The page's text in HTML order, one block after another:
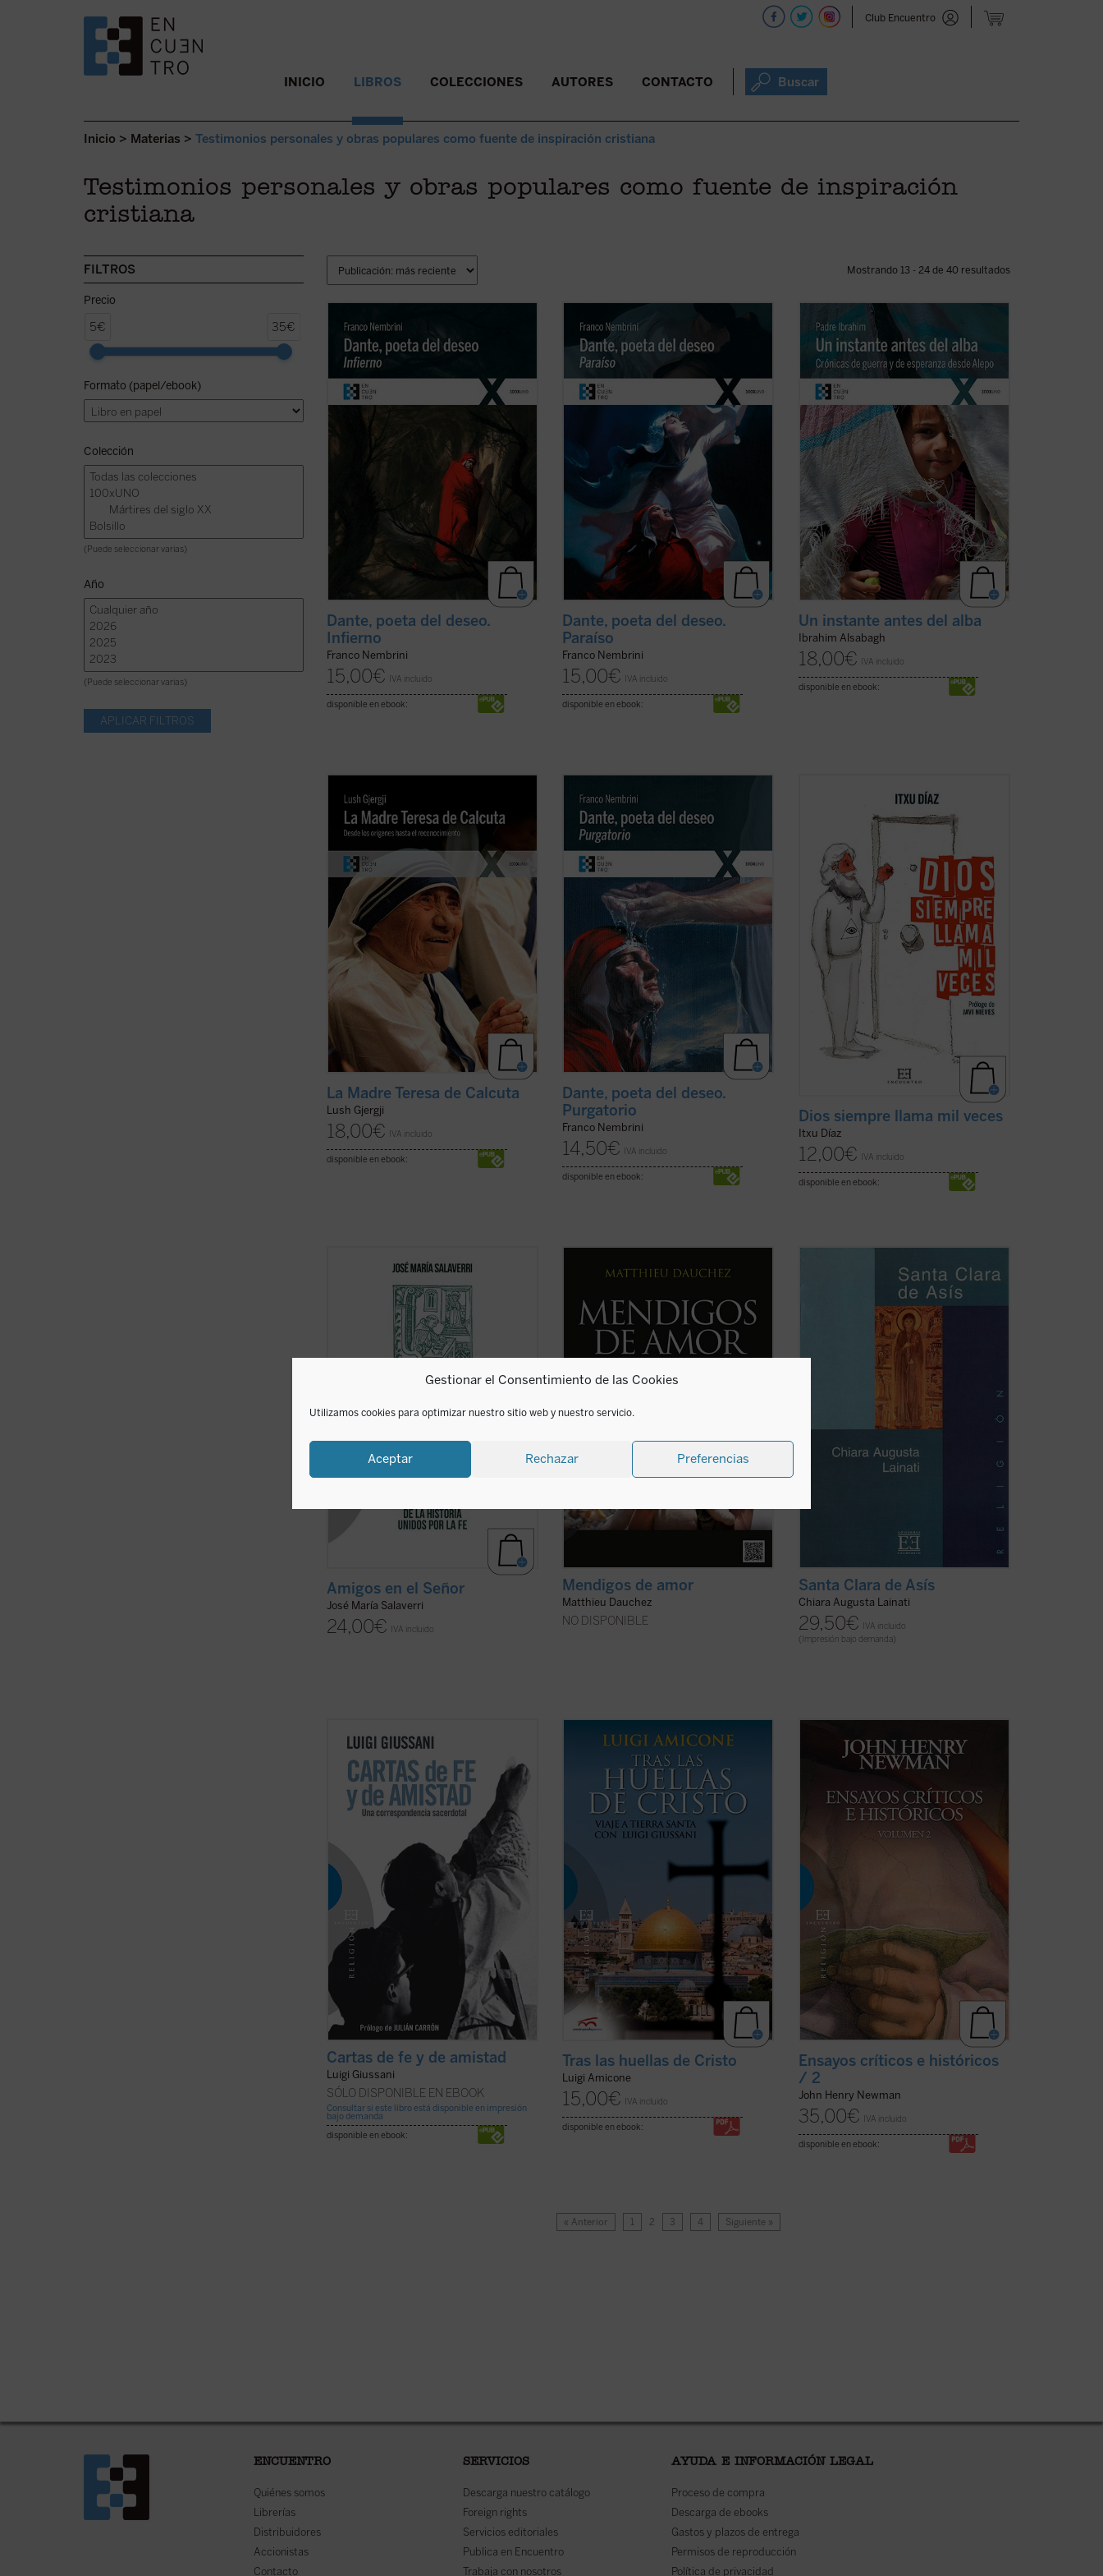
Gestionar el Consentimiento de las Cookies
Utilizamos cookies para optimizar nuestro sitio web y nuestro servicio.
Aceptar Rechazar Preferencias
Club Encuentro
SALTAR AL CONTENIDO. INICIO LIBROS COLECCIONES AUTORES CONTACTO Buscar
Inicio > Materias > Testimonios personales y obras populares como fuente de inspiración cristiana
Testimonios personales y obras populares como fuente de inspiración
cristiana
FILTROS
Precio
5€ 35€
Formato (papel/ebook)
Colección
(Puede seleccionar varias)
Año
(Puede seleccionar varias)
Mostrando 13 - 24 de 40 resultados
Esta primera entrega de la trilogía de
Franco Nembrini dobre la Divina
Comedia>/i>, centrada en los cantos de
la parte del
lector que Dante no es un autor
reservado a unos pocos elegidos, sino ...
Dante, poeta del deseo.
Infierno
Franco Nembrini
15,00€ IVA incluido
disponible en ebook:
En esta estación final del viaje de Dante
y de la lectura del mismo que nos ofrece
Franco Nembrini, se nos presenta
presenta el Paraíso como el canto de la
plenitud final, del cumplimiento del
deseo, de la vida verdadera. Una vida
(ver ficha)
Dante, poeta del deseo.
Paraíso
Franco Nembrini
15,00€ IVA incluido
disponible en ebook:
El franciscano P. Ibrahim, párroco en
Alepo, la segunda ciudad más
importante de Siria, relata de primera
mano cómo han sido los dos últimos
años de conflicto armado y qué ha hecho
posible mantener un hilo de esperanza
en medio de la ...(ver ficha)
Un instante antes del alba
Ibrahim Alsabagh
18,00€ IVA incluido
disponible en ebook:
Este libro, escrito por el sacerdote
kosovar Lush Gjergji cuando la santa
todavía estaba en vida, es una de las
Teresa de Calcuta. Partiendo de
múltiples testimonios directos y de
varias conversaciones ...(ver ficha)
La Madre Teresa de Calcuta
Lush Gjergji
18,00€ IVA incluido
disponible en ebook:
Segunda etapa del apasionante
recorrido por laDivina Comedia
cual Franco Nembrini nos descubre el
valor y el interés de esta obra maestra
para el hombre de hoy, mostrándonos
que estamos ante un texto vivo que
dialoga con el ...(ver ficha)
Dante, poeta del deseo.
Purgatorio
Franco Nembrini
14,50€ IVA incluido
disponible en ebook:
¿Qué tienen en común John Wayne, Juan
Pablo II, la película
The Blues Brothers
Amy MacDonald, los cristianos
martirizados en la guerra siria y el
guionista de
Instinto Básico?
El humorista y periodista Itxu Díaz
realiza ...(ver ficha)
Dios siempre llama mil veces
Itxu Díaz
12,00€ IVA incluido
disponible en ebook:
La experiencia de amistad,
profundamente arraigada en el ser
humano, quedó circunscrita en la
antigüedad a la relación entre varones;
apenas se mencionan --y siempre con
sospecha--amistades entre mujeres. Las
relaciones de amistad intersexual ...(ver
Amigos en el Señor
José María Salaverri
24,00€ IVA incluido
Primero de los escritos del P. Matthieu
poética, reflexiona sobre las lecciones
que, con su ejemplo, ofrecen los niños
más desfavorecidos de Manila.... (ver
Mendigos de amor
Matthieu Dauchez
NO DISPONIBLE
Cualquier efemérides centenaria nos da
siempre la ocasión para una reflexión y
para ese impulso de volver a estrenar lo
que a diario se nos concede como una
herencia recibida, y al mismo tiempo
como una tarea que nos empuja a la
prolongación ...(ver ficha)
Santa Clara de Asís
Chiara Augusta Lainati
29,50€
IVA incluido
(Impresión bajo demanda)
Este libro recoge las cartas que Luigi
entre 1944 y 1964. En ellas se percibe el
amor del joven sacerdote milanés por
Cristo y su pasión por comunicarlo a los
hombres. Amor por Cristo y pasión por el
Cartas de fe y de amistad
Luigi Giussani
SÓLO DISPONIBLE EN EBOOK
Consultar si este libro está disponible en impresión
bajo demanda
disponible en ebook:
«Lo que cuenta es realmente que la vida
comenzada en María y José, en Juan y
Andrés, vuelva a encenderse en el
corazón de la gente, que a las personas
se les ayude a tener un encuentro que
cambie su vida como sucedió en los
orígenes del ...(ver ficha)
Tras las huellas de Cristo
Luigi Amicone
15,00€ IVA incluido
disponible en ebook:
Ensayos críticos e históricosrecogen
una serie de escritos sobre temas
diversos, principalmente de su época
anglicana y publicados originalmente de
forma dispersa, que Newman decidió
reunir después de su conversión al
(ver ficha)
Ensayos críticos e históricos
/ 2
John Henry Newman
35,00€ IVA incluido
disponible en ebook:
« Anterior 1 2 3 4 Siguiente »
ENCUENTRO
Quiénes somos
Librerías
Distribuidores
Accionistas
Contacto
SERVICIOS
Descarga nuestro catálogo
Foreign rights
Servicios editoriales
Publica en Encuentro
Trabaja con nosotros
AYUDA E INFORMACIÓN LEGAL
Proceso de compra
Descarga de ebooks
Gastos y plazos de entrega
Permisos de reproducción
Política de privacidad